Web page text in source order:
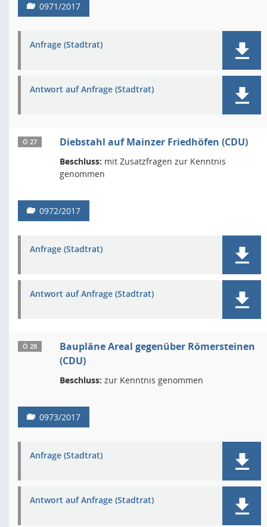
0971/2017
Anfrage (Stadtrat)
Antwort auf Anfrage (Stadtrat)
Ö 27 Diebstahl auf Mainzer Friedhöfen (CDU)
Beschluss: mit Zusatzfragen zur Kenntnis
genommen
0972/2017
Anfrage (Stadtrat)
Antwort auf Anfrage (Stadtrat)
Ö 28
Baupläne Areal gegenüber Römersteinen
(CDU)
Beschluss: zur Kenntnis genommen
0973/2017
Anfrage (Stadtrat)
Antwort auf Anfrage (Stadtrat)